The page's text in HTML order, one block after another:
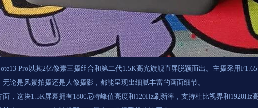
Pro以其2亿像素三摄组合和第二代1.5K高光旗舰直屏脱颖而出。主摄采用
无论是风景拍摄还是人像摄影，都能呈现出细腻丰富的画面细节。
面，这块1.5K屏幕拥有1800尼特峰值亮度和120Hz刷新率，支持杜比视界和1920Hz